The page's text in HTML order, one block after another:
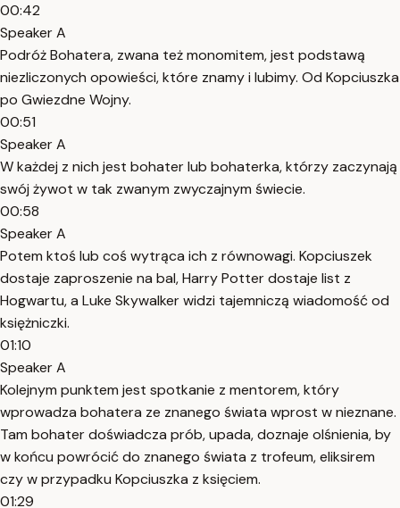
00:42
Speaker A
Podróż Bohatera, zwana też monomitem, jest podstawą
niezliczonych opowieści, które znamy i lubimy. Od Kopciuszka
po Gwiezdne Wojny.
00:51
Speaker A
W każdej z nich jest bohater lub bohaterka, którzy zaczynają
swój żywot w tak zwanym zwyczajnym świecie.
00:58
Speaker A
Potem ktoś lub coś wytrąca ich z równowagi. Kopciuszek
dostaje zaproszenie na bal, Harry Potter dostaje list z
Hogwartu, a Luke Skywalker widzi tajemniczą wiadomość od
księżniczki.
01:10
Speaker A
Kolejnym punktem jest spotkanie z mentorem, który
wprowadza bohatera ze znanego świata wprost w nieznane.
Tam bohater doświadcza prób, upada, doznaje olśnienia, by
w końcu powrócić do znanego świata z trofeum, eliksirem
czy w przypadku Kopciuszka z księciem.
01:29